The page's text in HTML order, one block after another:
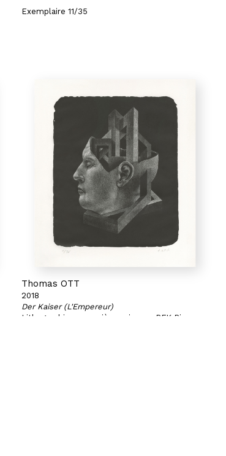
Exemplaire 11/35
Thomas OTT
2018
Der Kaiser (L'Empereur)
Lithographie en manière noire sur BFK Rives